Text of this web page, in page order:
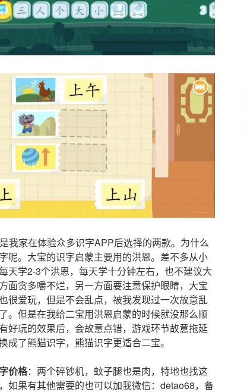
我家在体验众多识字APP后选择的两款。为什么
呢。大宝的识字启蒙主要用的洪恩。差不多从小
天学2-3个洪恩，每天学十分钟左右，也不建议大
面贪多嚼不烂，另一方面要注意保护眼睛，大宝
很爱玩，但是不会乱点，被我发现过一次故意乱
。但是在我给二宝用洪恩启蒙的时候就没那么顺
好玩的效果后，会故意点错，游戏环节故意拖延
成了熊猫识字，熊猫识字更适合二宝。
价格：两个碎钞机，蚊子腿也是肉，特地也找这
如果有其他需要的也可以加我微信：detao68，备